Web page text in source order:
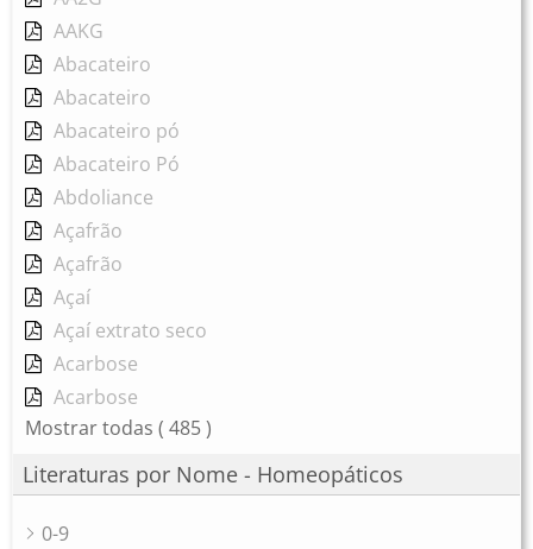
AAKG
Abacateiro
Abacateiro
Abacateiro pó
Abacateiro Pó
Abdoliance
Açafrão
Açafrão
Açaí
Açaí extrato seco
Acarbose
Acarbose
Mostrar todas ( 485 )
Literaturas por Nome - Homeopáticos
0-9